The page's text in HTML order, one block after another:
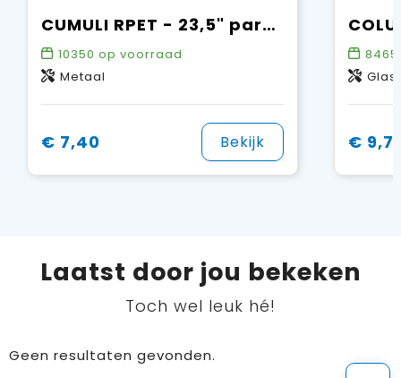
CUMULI RPET - 23,5" paraplu RPET
10350 op voorraad
Metaal
€ 7,40 Bekijk
8465
Glas
€
Laatst door jou bekeken
Toch wel leuk hé!
Geen resultaten gevonden.